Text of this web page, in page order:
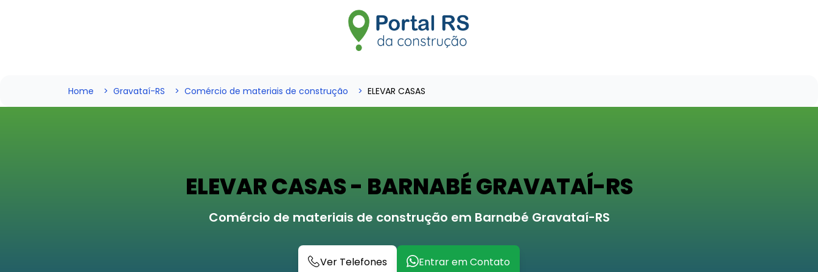
Home Gravataí-RS Comércio de materiais de construção ELEVAR CASAS
ELEVAR CASAS - BARNABÉ GRAVATAÍ-RS
Comércio de materiais de construção em Barnabé Gravataí-RS
Ver Telefones Entrar em Contato